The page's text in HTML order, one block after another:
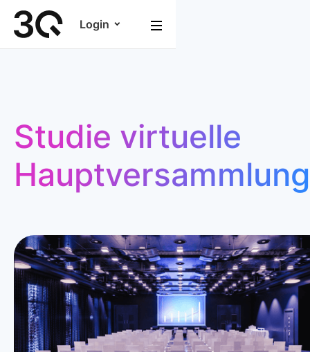
Login
Studie virtuelle